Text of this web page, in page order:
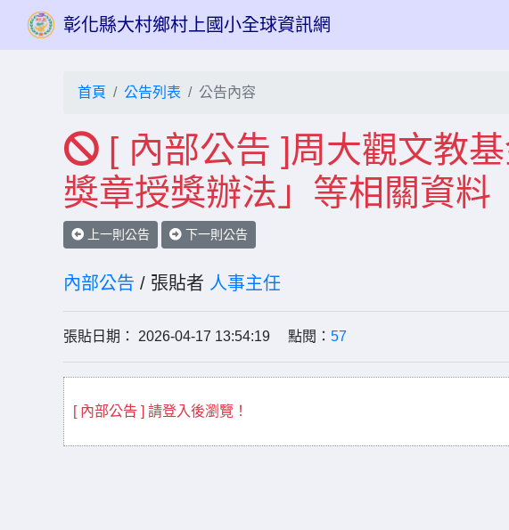
彰化縣大村鄉村上國小全球資訊網
首頁 公告列表 公告內容
[ 內部公告 ]周大觀文教
獎章授獎辦法」等相關資料
上一則公告 下一則公告
內部公告 / 張貼者 人事主任
張貼日期： 2026-04-17 13:54:19 點閱： 57
[ 內部公告 ] 請登入後瀏覽！